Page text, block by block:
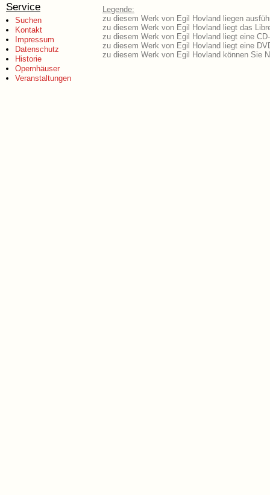
Service
Suchen
Kontakt
Impressum
Datenschutz
Historie
Opernhäuser
Veranstaltungen
Legende:
zu diesem Werk von Egil Hovland liegen
zu diesem Werk von Egil Hovland liegt das
zu diesem Werk von Egil Hovland liegt eine
zu diesem Werk von Egil Hovland liegt eine
zu diesem Werk von Egil Hovland können Sie